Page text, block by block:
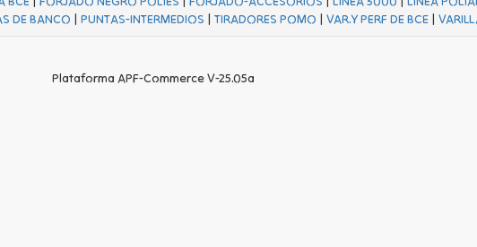
DE BANCO | PUNTAS-INTERMEDIOS | TIRADORES POMO | VAR.Y PERF DE BCE|
Plataforma APF-Commerce V-25.05a